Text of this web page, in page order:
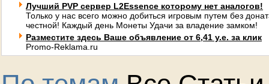
Лучший PVP сервер L2Essence которому нет аналогов!
Только у нас всего можно добиться игровым путем без
честной! Каждый день Монеты Удачи за владение замком!
Разместите здесь Ваше объявление от 6,41 у.е. за клик
Promo-Reklama.ru